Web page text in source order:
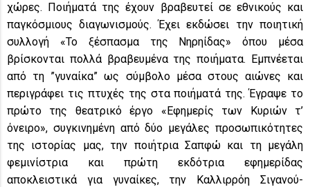
χώρες. Ποιήματά της έχουν βραβευτεί σε εθνικούς και
παγκόσμιους διαγωνισμούς. Έχει εκδώσει την ποιητική
συλλογή «Το ξέσπασμα της Νηρηίδας» όπου μέσα
βρίσκονται πολλά βραβευμένα της ποιήματα. Εμπνέεται
από τη ”γυναίκα” ως σύμβολο μέσα στους αιώνες και
περιγράφει τις πτυχές της στα ποιήματά της. Έγραψε το
πρώτο της θεατρικό έργο «Εφημερίς των Κυριών τ’
όνειρο», συγκινημένη από δύο μεγάλες προσωπικότητες
της ιστορίας μας, την ποιήτρια Σαπφώ και τη μεγάλη
φεμινίστρια και πρώτη εκδότρια εφημερίδας
αποκλειστικά για γυναίκες, την Καλλιρρόη Σιγανού-